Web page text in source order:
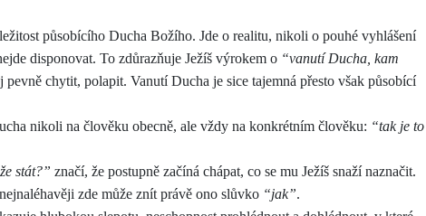
působícího Ducha Božího. Jde o realitu, nikoli o pouhé vyhlášení
disponovat. To zdůrazňuje Ježíš výrokem o “vanutí Ducha, kam
pevně chytit, polapit. Vanutí Ducha je sice tajemná přesto však působící
nikoli na člověku obecně, ale vždy na konkrétním člověku: “tak je to
stát?” značí, že postupně začíná chápat, co se mu Ježíš snaží naznačit.
zde může znít právě ono slůvko “jak”.